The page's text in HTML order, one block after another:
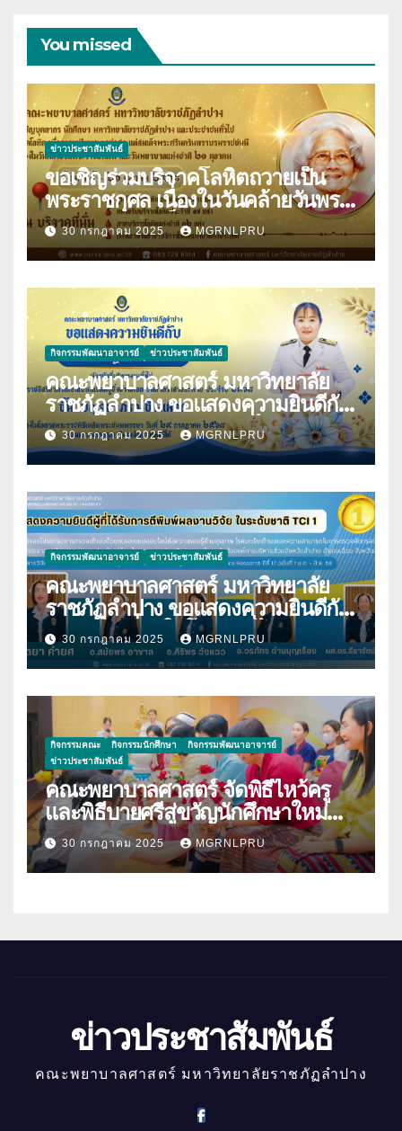
You missed
ข่าวประชาสัมพันธ์
ขอเชิญร่วมบริจาคโลหิตถวายเป็น
พระราชกุศล เนื่องในวันคล้ายวันพระ
ราชสมภพสมเด็จพระศรีนครินทราบ
รมราชชนนี และวันพยาบาลแห่งชาติ
21 ตุลาคม 2568
30 กรกฎาคม 2025 MGRNLPRU
กิจกรรมพัฒนาอาจารย์ ข่าวประชาสัมพันธ์
คณะพยาบาลศาสตร์ มหาวิทยาลัย
ราชภัฏลำปาง ขอแสดงความยินดีกับ
นางมนันญา สายปินตา ที่ได้รับ
พระราชทานเครื่องราชอิสริยาภรณ์
30 กรกฎาคม 2025 MGRNLPRU
กิจกรรมพัฒนาอาจารย์ ข่าวประชาสัมพันธ์
คณะพยาบาลศาสตร์ มหาวิทยาลัย
ราชภัฏลำปาง ขอแสดงความยินดีกับ
บุคลากร เนื่องในโอกาสที่ได้รับการตี
พิมพ์ผลงานวิจัย
30 กรกฎาคม 2025 MGRNLPRU
กิจกรรมคณะ กิจกรรมนักศึกษา
กิจกรรมพัฒนาอาจารย์
ข่าวประชาสัมพันธ์
คณะพยาบาลศาสตร์ จัดพิธีไหว้ครู
และพิธีบายศรีสู่ขวัญนักศึกษาใหม่
ประจำปีการศึกษา 2568
30 กรกฎาคม 2025 MGRNLPRU
ข่าวประชาสัมพันธ์
คณะพยาบาลศาสตร์ มหาวิทยาลัยราชภัฏลำปาง